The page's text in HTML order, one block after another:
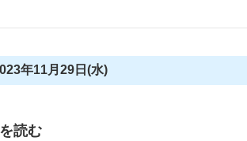
年11月29日(水)
読む